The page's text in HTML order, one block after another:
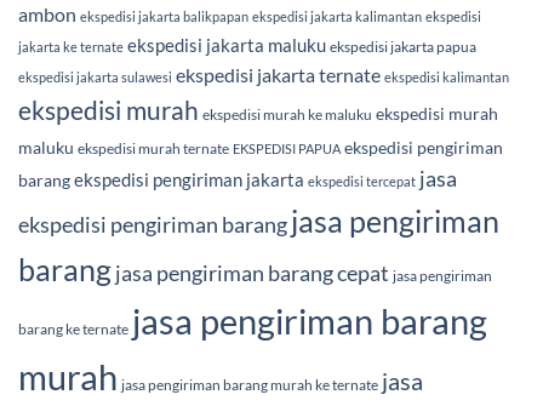
ambon ekspedisi jakarta balikpapan ekspedisi jakarta kalimantan ekspedisi
jakarta ke ternate ekspedisi jakarta maluku ekspedisi jakarta papua
ekspedisi jakarta sulawesi ekspedisi jakarta ternate ekspedisi kalimantan
ekspedisi murah ekspedisi murah ke maluku ekspedisi murah
maluku ekspedisi murah ternate EKSPEDISI PAPUA ekspedisi pengiriman
barangekspedisi pengiriman jakarta ekspedisi tercepat jasa
ekspedisi pengiriman barangjasa pengiriman
barangjasa pengiriman barang cepat jasa pengiriman
barang ke ternate jasa pengiriman barang
murah jasa pengiriman barang murah ke ternate jasa